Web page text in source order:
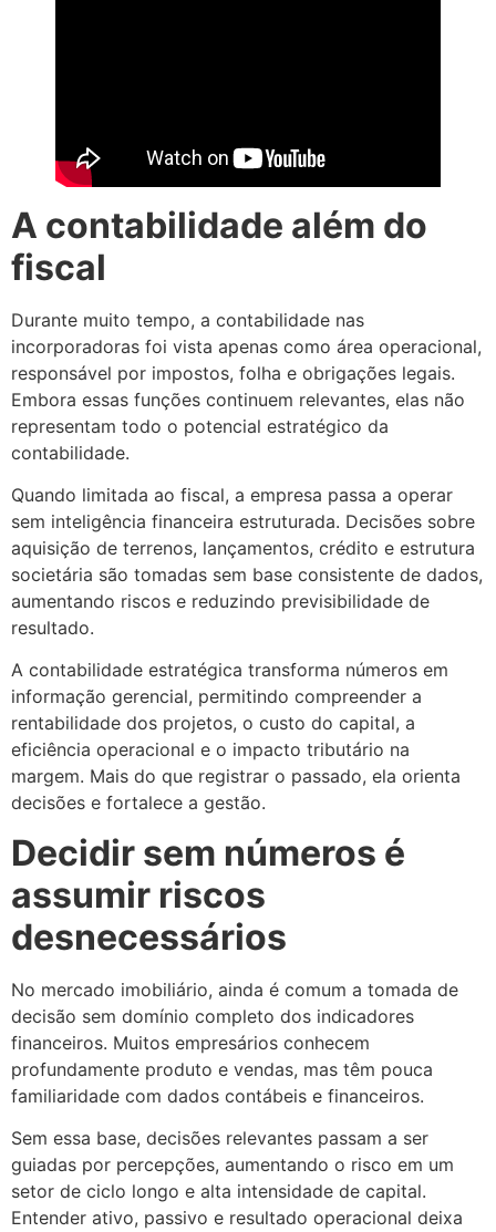
A contabilidade além do
fiscal
Durante muito tempo, a contabilidade nas
incorporadoras foi vista apenas como área operacional,
responsável por impostos, folha e obrigações legais.
Embora essas funções continuem relevantes, elas não
representam todo o potencial estratégico da
contabilidade.
Quando limitada ao fiscal, a empresa passa a operar
sem inteligência financeira estruturada. Decisões sobre
aquisição de terrenos, lançamentos, crédito e estrutura
societária são tomadas sem base consistente de dados,
aumentando riscos e reduzindo previsibilidade de
resultado.
A contabilidade estratégica transforma números em
informação gerencial, permitindo compreender a
rentabilidade dos projetos, o custo do capital, a
eficiência operacional e o impacto tributário na
margem. Mais do que registrar o passado, ela orienta
decisões e fortalece a gestão.
Decidir sem números é
assumir riscos
desnecessários
No mercado imobiliário, ainda é comum a tomada de
decisão sem domínio completo dos indicadores
financeiros. Muitos empresários conhecem
profundamente produto e vendas, mas têm pouca
familiaridade com dados contábeis e financeiros.
Sem essa base, decisões relevantes passam a ser
guiadas por percepções, aumentando o risco em um
setor de ciclo longo e alta intensidade de capital.
Entender ativo, passivo e resultado operacional deixa